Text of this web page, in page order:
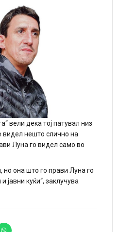
вели дека тој патувал низ
видел нешто слично на
Луна го видел само во
но она што го прави Луна го
јавни куќи“, заклучува